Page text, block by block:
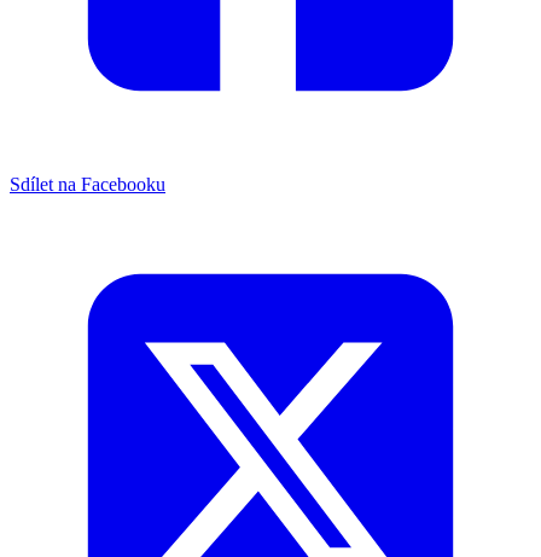
Sdílet na Facebooku